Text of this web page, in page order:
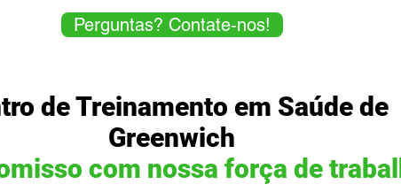
Perguntas? Contate-nos!
de Treinamento em Saúde de
Greenwich
com nossa força de